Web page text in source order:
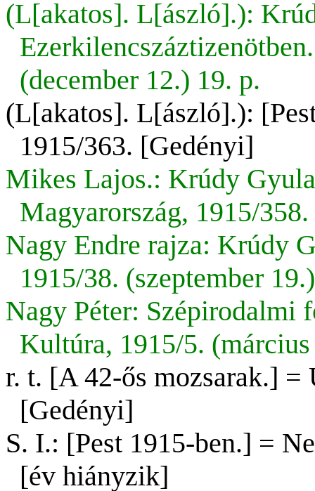
(L[akatos]. L[ászló].):
(december 12.) 19. p.
(L[akatos]. L[ászló].):
1915/363. [Gedényi]
Mikes Lajos.: Krúdy
Magyarország, 1915/
Nagy Endre rajza: Krúdy
1915/38. (szeptember
Nagy Péter: Szépirodalmi
Kultúra, 1915/5.
r. t. [A 42-ős mozsarak.]
[Gedényi]
S. I.: [Pest 1915-ben.] =
[év hiányzik]